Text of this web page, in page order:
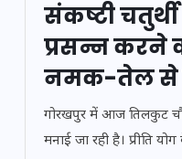
संकष्टी
प्रसन्न करने
नमक-तेल से
गोरखपुर में आज तिलकुट
मनाई जा रही है। प्रीति